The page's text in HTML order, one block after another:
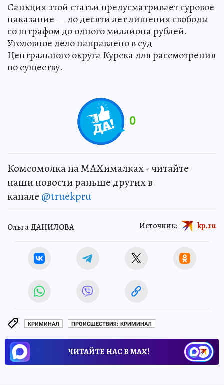
Санкция этой статьи предусматривает суровое
наказание — до десяти лет лишения свободы
со штрафом до одного миллиона рублей.
Уголовное дело направлено в суд
Центрального округа Курска для рассмотрения
по существу.
0
Комсомолка на MAXималках - читайте
наши новости раньше других в
канале @truekpru
Ольга ДАНИЛОВА Источник: kp.ru
КРИМИНАЛ ПРОИСШЕСТВИЯ: КРИМИНАЛ
ЧИТАЙТЕ НАС В МАХ!